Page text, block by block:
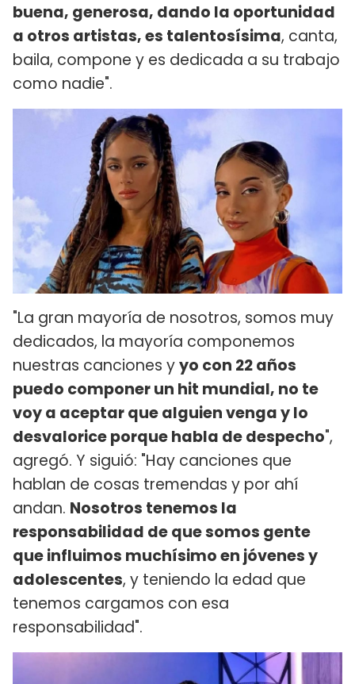
buena, generosa, dando la oportunidad
a otros artistas, es talentosísima, canta,
baila, compone y es dedicada a su trabajo
como nadie".
"La gran mayoría de nosotros, somos muy
dedicados, la mayoría componemos
nuestras canciones yyo con 22 años
puedo componer un hit mundial, no te
voy a aceptar que alguien venga y lo
desvalorice porque habla de despecho",
agregó. Y siguió: "Hay canciones que
hablan de cosas tremendas y por ahí
andan. Nosotros tenemos la
responsabilidad de que somos gente
que influimos muchísimo en jóvenes y
adolescentes, y teniendo la edad que
tenemos cargamos con esa
responsabilidad".